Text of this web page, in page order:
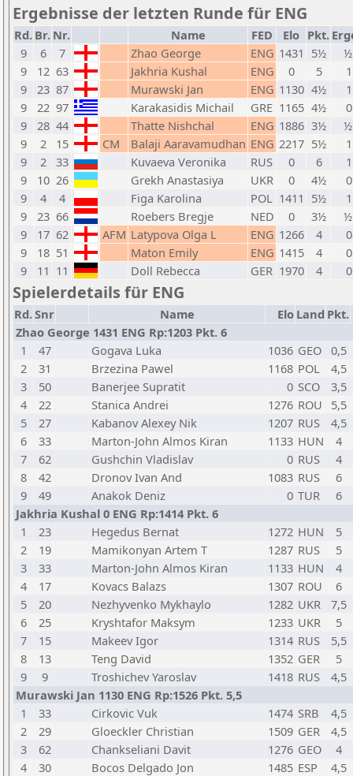
Ergebnisse der letzten Runde für ENG
Rd. Br. Nr. Name FED Elo Pkt.
9
6 7 Zhao George ENG 1431 5½
9
12 63 Jakhria Kushal ENG 0 5
9
23 87 Murawski Jan ENG 1130 4½
9
22 97 Karakasidis Michail GRE 1165 4½
9
28 44 Thatte Nishchal ENG 1886 3½
9
2 15 CM Balaji Aaravamudhan ENG 2217 5½
9
2 33 Kuvaeva Veronika RUS 0 6
9
10 26 Grekh Anastasiya UKR 0 4½
9
4 4 Figa Karolina POL 1411 5½
9
23 66 Roebers Bregje NED 0 3½
9
17 62 AFM Latypova Olga L ENG 1266 4
9
18 51 Maton Emily ENG 1415 4
9
11 11 Doll Rebecca GER 1970 4
Spielerdetails für ENG
Rd.Snr Name Elo Land Pkt.
Zhao George 1431 ENG Rp:1203 Pkt. 6
1
47 Gogava Luka 1036 GEO 0,5
2
31 Brzezina Pawel 1168 POL
4,5
3
50 Banerjee Supratit 0 SCO
3,5
4
22 Stanica Andrei 1276 ROU
5,5
5
27 Kabanov Alexey Nik 1207 RUS
4,5
6
33 Marton-John Almos Kiran 1133 HUN
4
7
62 Gushchin Vladislav 0 RUS
4
8
42 Dronov Ivan And 1083 RUS
6
9
49 Anakok Deniz 0 TUR
6
Jakhria Kushal 0 ENG Rp:1414 Pkt. 6
1
23 Hegedus Bernat 1272 HUN
5
2
19 Mamikonyan Artem T 1287 RUS
5
3
33 Marton-John Almos Kiran 1133 HUN
4
4
17 Kovacs Balazs 1307 ROU
6
5
20 Nezhyvenko Mykhaylo 1282 UKR
7,5
6
25 Kryshtafor Maksym 1233 UKR
5
7
15 Makeev Igor 1314 RUS
5,5
8
13 Teng David 1352 GER
5
9
9 Troshichev Yaroslav 1418 RUS
4,5
Murawski Jan 1130 ENG Rp:1526 Pkt. 5,5
1
33 Cirkovic Vuk 1474 SRB
4,5
2
29 Gloeckler Christian 1509 GER
4,5
3
62 Chankseliani Davit 1276 GEO
4
4
30 Bocos Delgado Jon 1485 ESP
4,5